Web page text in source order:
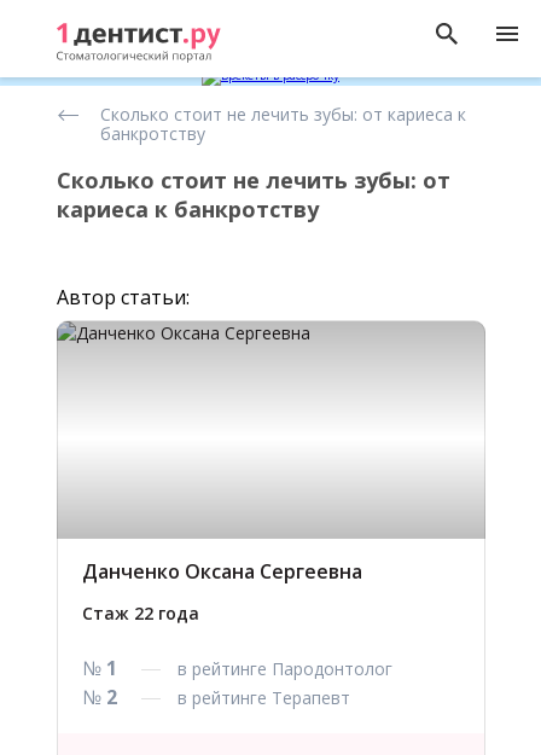
зубов
Сколько стоит не лечить зубы: от кариеса к
банкротству
Сколько стоит не лечить зубы: от
кариеса к банкротству
Автор статьи:
Данченко Оксана Сергеевна
Стаж 22 года
№ 1 в рейтинге Пародонтолог
№ 2 в рейтинге Терапевт